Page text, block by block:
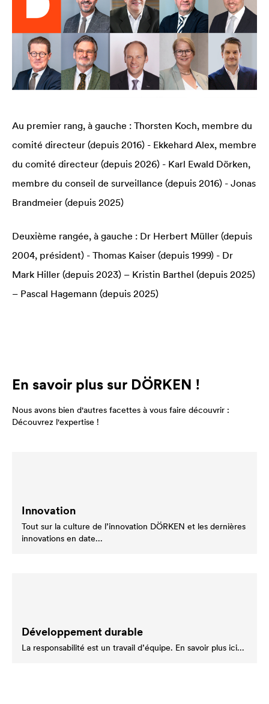
Au premier rang, à gauche : Thorsten Koch, membre du
comité directeur (depuis 2016) - Ekkehard Alex, membre
du comité directeur (depuis 2026) - Karl Ewald Dörken,
membre du conseil de surveillance (depuis 2016) - Jonas
Brandmeier (depuis 2025)
Deuxième rangée, à gauche : Dr Herbert Müller (depuis
2004, président) - Thomas Kaiser (depuis 1999) - Dr
Mark Hiller (depuis 2023) – Kristin Barthel (depuis 2025)
– Pascal Hagemann (depuis 2025)
En savoir plus sur DÖRKEN !
Nous avons bien d'autres facettes à vous faire découvrir :
Découvrez l'expertise !
Innovation
Tout sur la culture de l’innovation DÖRKEN et les dernières
innovations en date...
Développement durable
La responsabilité est un travail d’équipe. En savoir plus ici...